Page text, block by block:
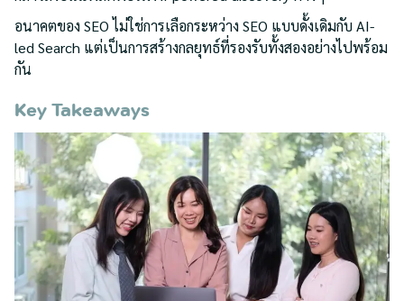
อนาคตของ SEO ไม่ใช่การเลือกระหว่าง SEO แบบดั้งเดิมกับ AI-
led Search แต่เป็นการสร้างกลยุทธ์ที่รองรับทั้งสองอย่างไปพร้อม
กัน
Key Takeaways